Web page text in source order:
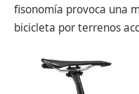
fisonomía provoca una
bicicleta por terrenos